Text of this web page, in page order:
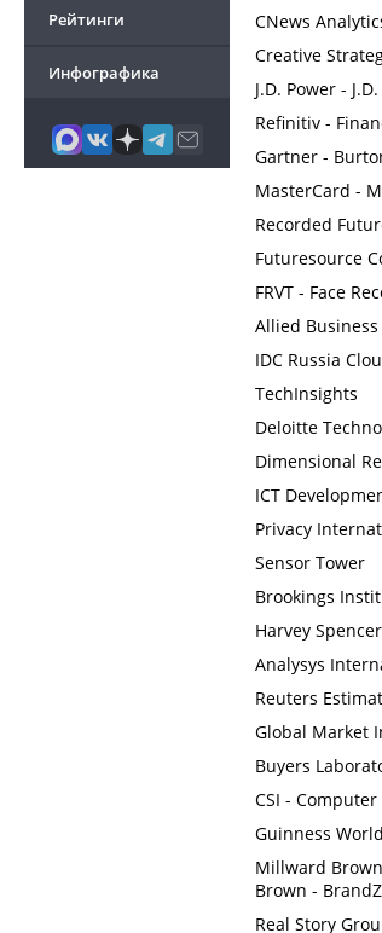
Рейтинги
Инфографика
CNews
Creative
J.D. Power -
Refinitiv -
Gartner -
MasterCard -
Recorded
Futuresource
FRVT - Face
Allied
IDC Russia
TechInsights
Deloitte
Dimensional
ICT
Privacy
Sensor Tower
Brookings
Harvey
Analysys
Reuters
Global Market
Buyers
CSI -
Guinness
Millward
Brown - BrandZ
Real Story